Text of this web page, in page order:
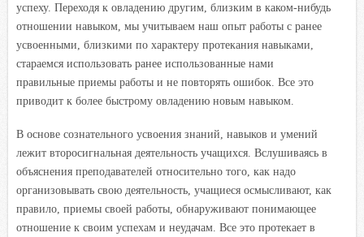
успеху. Переходя к овладению другим, близким в каком-нибудь
отношении навыком, мы учитываем наш опыт работы с ранее
усвоенными, близкими по характеру протекания навыками,
стараемся использовать ранее использованные нами
правильные приемы работы и не повторять ошибок. Все это
приводит к более быстрому овладению новым навыком.
В основе сознательного усвоения знаний, навыков и умений
лежит второсигнальная деятельность учащихся. Вслушиваясь в
объяснения преподавателей относительно того, как надо
организовывать свою деятельность, учащиеся осмысливают, как
правило, приемы своей работы, обнаруживают понимающее
отношение к своим успехам и неудачам. Все это протекает в